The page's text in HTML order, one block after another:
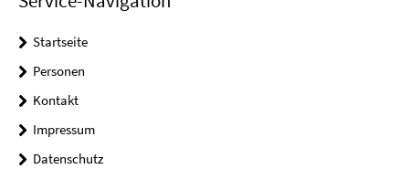
Startseite
Personen
Kontakt
Impressum
Datenschutz